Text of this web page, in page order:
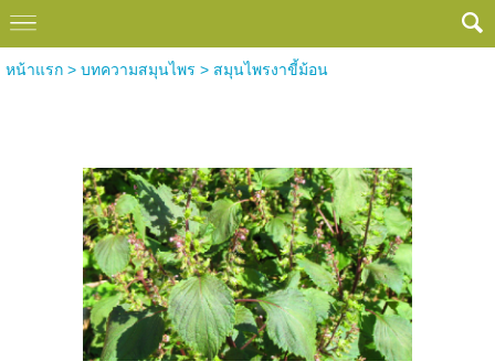
หน้าแรก> บทความสมุนไพร > สมุนไพรงาขี้ม้อน